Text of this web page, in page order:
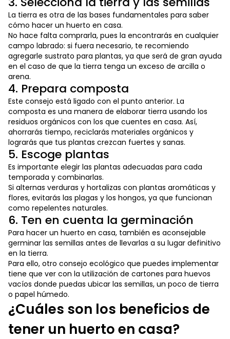
La tierra es otra de las bases fundamentales para saber
cómo hacer un huerto en casa.
No hace falta comprarla, pues la encontrarás en cualquier
campo labrado: si fuera necesario, te recomiendo
agregarle sustrato para plantas, ya que será de gran ayuda
en el caso de que la tierra tenga un exceso de arcilla o
arena.
4. Prepara composta
Este consejo está ligado con el punto anterior. La
composta es una manera de elaborar tierra usando los
residuos orgánicos con los que cuentes en casa. Así,
ahorrarás tiempo, reciclarás materiales orgánicos y
lograrás que tus plantas crezcan fuertes y sanas.
5. Escoge plantas
Es importante elegir las plantas adecuadas para cada
temporada y combinarlas.
Si alternas verduras y hortalizas con plantas aromáticas y
flores, evitarás las plagas y los hongos, ya que funcionan
como repelentes naturales.
6. Ten en cuenta la germinación
Para hacer un huerto en casa, también es aconsejable
germinar las semillas antes de llevarlas a su lugar definitivo
en la tierra.
Para ello, otro consejo ecológico que puedes implementar
tiene que ver con la utilización de cartones para huevos
vacíos donde puedas ubicar las semillas, un poco de tierra
o papel húmedo.
¿Cuáles son los beneficios de
tener un huerto en casa?